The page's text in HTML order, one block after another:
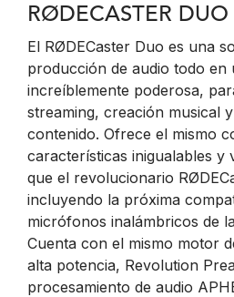
RØDECASTER DUO
El RØDECaster Duo es una
producción de audio todo en
increíblemente poderosa,
streaming, creación musical
contenido. Ofrece el mismo
características inigualables y
que el revolucionario
incluyendo la próxima
micrófonos inalámbricos de
Cuenta con el mismo motor
alta potencia, Revolution
procesamiento de audio